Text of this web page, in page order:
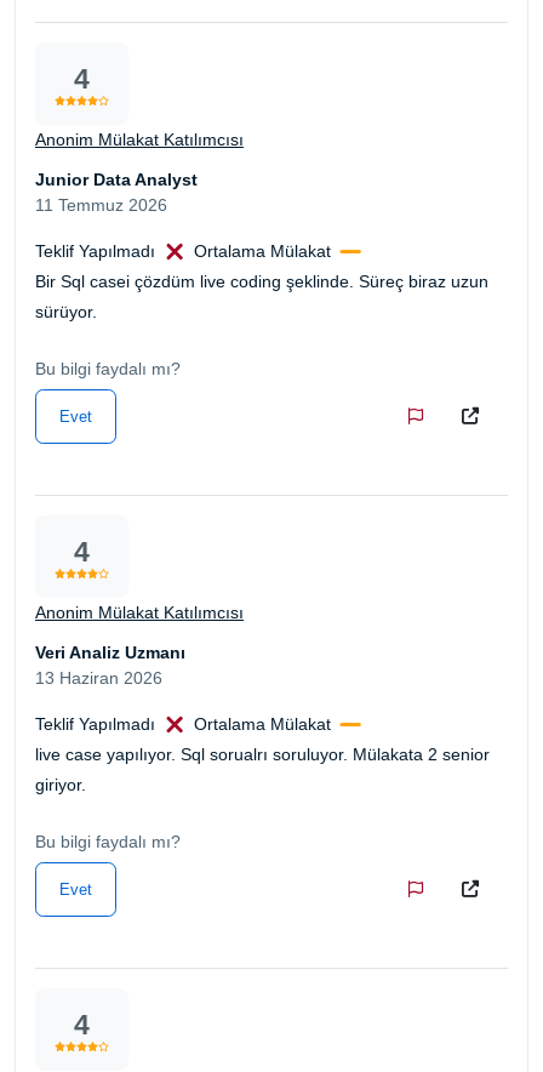
4
Anonim Mülakat Katılımcısı
Junior Data Analyst
11 Temmuz 2026
Teklif Yapılmadı
Ortalama Mülakat
Bir Sql casei çözdüm live coding şeklinde. Süreç biraz uzun
sürüyor.
Bu bilgi faydalı mı?
Evet
4
Anonim Mülakat Katılımcısı
Veri Analiz Uzmanı
13 Haziran 2026
Teklif Yapılmadı
Ortalama Mülakat
live case yapılıyor. Sql sorualrı soruluyor. Mülakata 2 senior
giriyor.
Bu bilgi faydalı mı?
Evet
4